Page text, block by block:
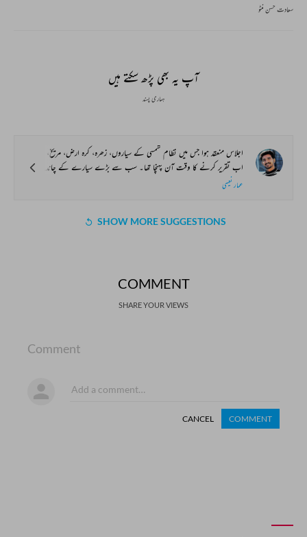
سعادت حسن منٹو
آپ یہ بھی پڑھ سکتے ہیں
ہماری پسند
اجلاس منعقد ہوا جس میں نظام شمسی کے سیاروں، زھرہ، کرہ ارض، مریخ، مشتری، یورینس اور نیپچون کے چاند شریک ہوئے۔ وقتی طور پر سیاروں کی گردش تھم گئی اور وہ سب سیارے ایک قطار میں کھڑے ہوگئے۔ سیارہ ’’پلوٹو‘‘ کو ایک عرصہ پہلے تمام سیاروں نے بڑے سیارے کی نافرمانی کی وجہ سے اپنے نظام سے خارج کردیا تھا۔ اب ’’پلوٹو‘‘ نظام شمسی کا حصہ نہیں تھا اس لیے ’’چاند‘‘ رکھنے کے باوجود اسے اجلاس میں مدعو نہیں کیا گیا تھا۔
اب تقریر کرنے کا وقت آن پہنچا تھا۔ سب سے بڑے سیارے کے چاند نے تقریر شروع کی۔
عمار نعیمی
SHOW MORE SUGGESTIONS
COMMENT
SHARE YOUR VIEWS
Comment
CANCEL COMMENT